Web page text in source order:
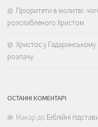
Пріоритети в молитві:
розслабленого Христом
Христос у Гадаринському
розпачу
ОСТАННІ КОМЕНТАРІ
Макар до Біблійні